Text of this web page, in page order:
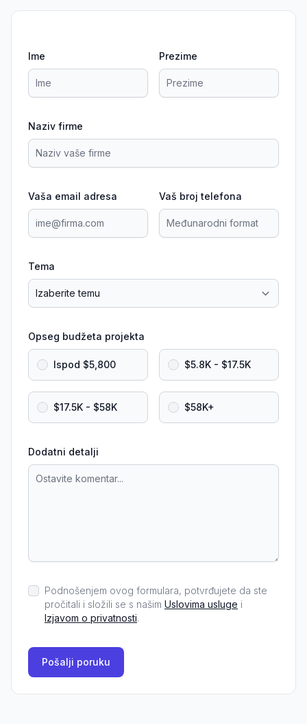
Ime Prezime
Naziv firme
Vaša email adresa Vaš broj telefona
Tema
Opseg budžeta projekta
Ispod $5,800 $5.8K - $17.5K
$17.5K - $58K $58K+
Dodatni detalji
Podnošenjem ovog formulara, potvrđujete da ste
pročitali i složili se s našim Uslovima usluge i
Izjavom o privatnosti.
Pošalji poruku